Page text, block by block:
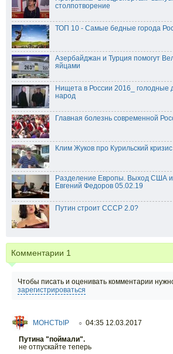
столпотворение
ТОП 10 - Самые бедные города
Азербайджан и Турция помогут
яйцами
Нищета в России 2016_
народ
Главная болезнь современной
Клим Жуков про Курильский кризис
Разделение Европы. Выход США
Евгений Федоров 05.02.19
Путин строит СССР 2.0?
Комментарии 1
Чтобы писать и оценивать комментарии
зарегистрироваться
MOHCTbIP ○ 04:35 12.03.2017
Путина "поймали".
не отпускайте теперь